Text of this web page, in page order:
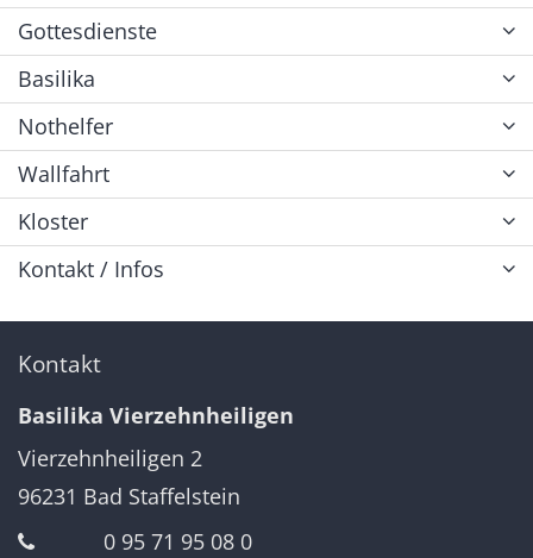
Gottesdienste
Basilika
Nothelfer
Wallfahrt
Kloster
Kontakt / Infos
Kontakt
Basilika Vierzehnheiligen
Vierzehnheiligen 2
96231 Bad Staffelstein
0 95 71 95 08 0